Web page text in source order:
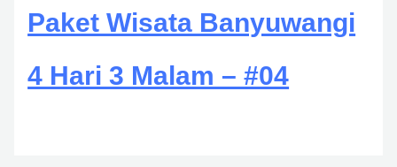
Paket Wisata Banyuwangi
4 Hari 3 Malam – #04